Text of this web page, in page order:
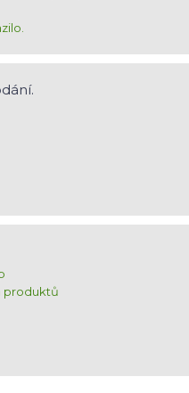
produktů